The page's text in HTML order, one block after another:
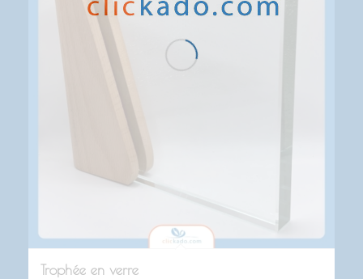
Trophée en verre